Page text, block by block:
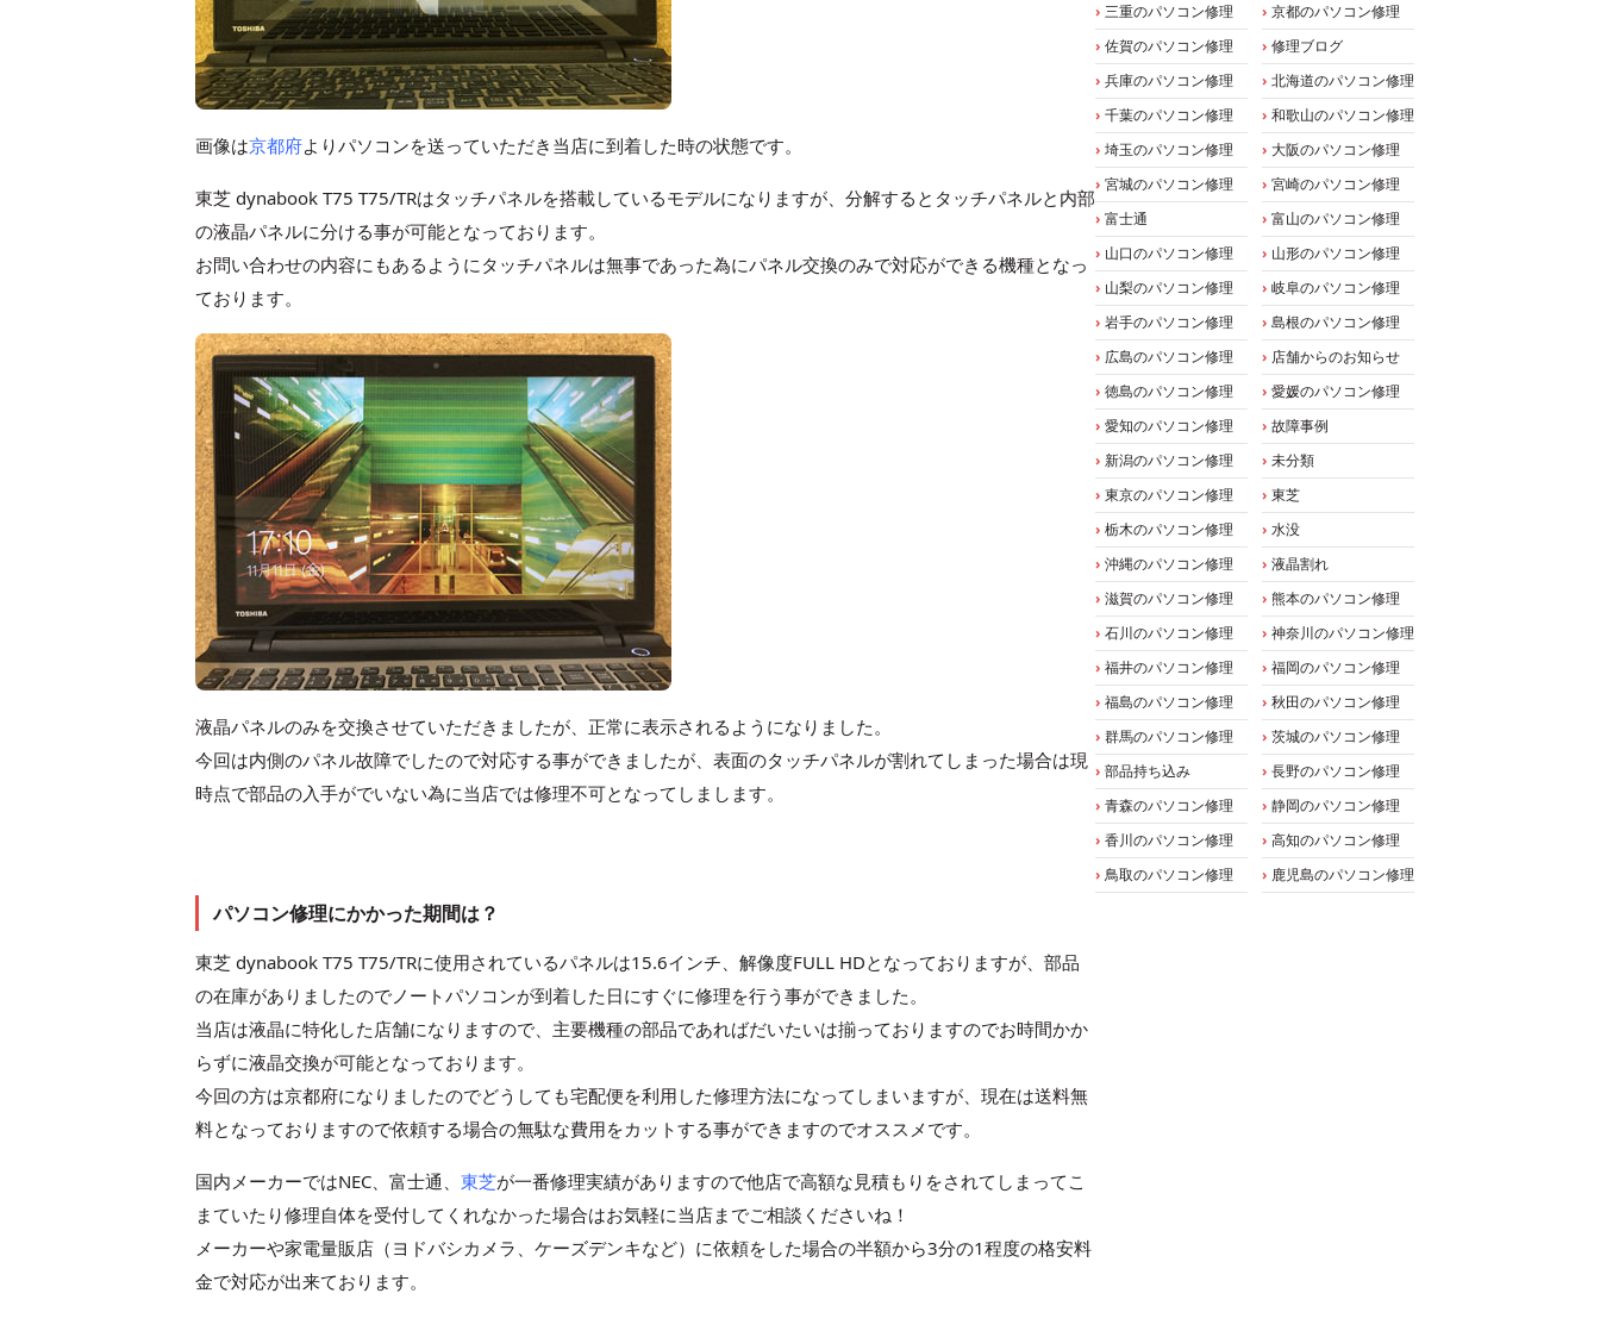
画像は京都府よりパソコンを送っていただき当店に到着した時の状態です。
東芝 dynabook T75 T75/TRはタッチパネルを搭載しているモデルになりますが、分解するとタッチパネルと内部
の液晶パネルに分ける事が可能となっております。
お問い合わせの内容にもあるようにタッチパネルは無事であった為にパネル交換のみで対応ができる機種となっ
ております。
液晶パネルのみを交換させていただきましたが、正常に表示されるようになりました。
今回は内側のパネル故障でしたので対応する事ができましたが、表面のタッチパネルが割れてしまった場合は現
時点で部品の入手がでいない為に当店では修理不可となってしまします。
パソコン修理にかかった期間は？
東芝 dynabook T75 T75/TRに使用されているパネルは15.6インチ、解像度FULL HDとなっておりますが、部品
の在庫がありましたのでノートパソコンが到着した日にすぐに修理を行う事ができました。
当店は液晶に特化した店舗になりますので、主要機種の部品であればだいたいは揃っておりますのでお時間かか
らずに液晶交換が可能となっております。
今回の方は京都府になりましたのでどうしても宅配便を利用した修理方法になってしまいますが、現在は送料無
料となっておりますので依頼する場合の無駄な費用をカットする事ができますのでオススメです。
国内メーカーではNEC、富士通、 東芝が一番修理実績がありますので他店で高額な見積もりをされてしまってこ
まていたり修理自体を受付してくれなかった場合はお気軽に当店までご相談くださいね！
メーカーや家電量販店（ヨドバシカメラ、ケーズデンキなど）に依頼をした場合の半額から3分の1程度の格安料
金で対応が出来ております。
三重のパソコン修理
京都のパソコン修理
佐賀のパソコン修理
修理ブログ
兵庫のパソコン修理
北海道のパソコン修理
千葉のパソコン修理
和歌山のパソコン修理
埼玉のパソコン修理
大阪のパソコン修理
宮城のパソコン修理
宮崎のパソコン修理
富士通
富山のパソコン修理
山口のパソコン修理
山形のパソコン修理
山梨のパソコン修理
岐阜のパソコン修理
岩手のパソコン修理
島根のパソコン修理
広島のパソコン修理
店舗からのお知らせ
徳島のパソコン修理
愛媛のパソコン修理
愛知のパソコン修理
故障事例
新潟のパソコン修理
未分類
東京のパソコン修理
東芝
栃木のパソコン修理
水没
沖縄のパソコン修理
液晶割れ
滋賀のパソコン修理
熊本のパソコン修理
石川のパソコン修理
神奈川のパソコン修理
福井のパソコン修理
福岡のパソコン修理
福島のパソコン修理
秋田のパソコン修理
群馬のパソコン修理
茨城のパソコン修理
部品持ち込み
長野のパソコン修理
青森のパソコン修理
静岡のパソコン修理
香川のパソコン修理
高知のパソコン修理
鳥取のパソコン修理
鹿児島のパソコン修理